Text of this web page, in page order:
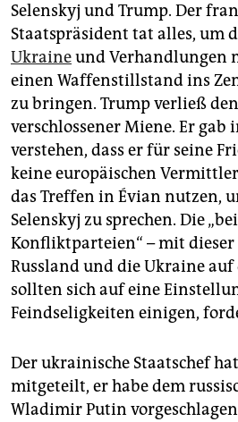
Selenskyj und Trump. Der
Staatspräsident tat alles, um
Ukraineund Verhandlungen
einen Waffenstillstand ins
zu bringen. Trump verließ
verschlossener Miene. Er gab
verstehen, dass er für seine
keine europäischen
das Treffen in Évian nutzen,
Selenskyj zu sprechen. Die
Konfliktparteien“ – mit
Russland und die Ukraine auf
sollten sich auf eine
Feindseligkeiten einigen,
Der ukrainische Staatschef
mitgeteilt, er habe dem
Wladimir Putin